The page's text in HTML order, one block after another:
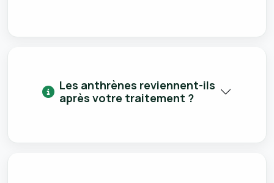
Les anthrènes reviennent-ils
après votre traitement ?